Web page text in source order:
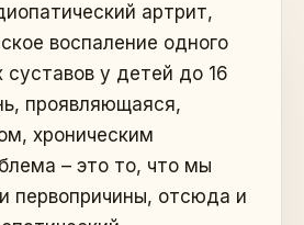
артрит,
воспаление одного
суставов у детей до 16
проявляющаяся,
хроническим
– это то, что мы
первопричины, отсюда и